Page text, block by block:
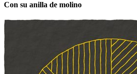
Con su anilla de molino